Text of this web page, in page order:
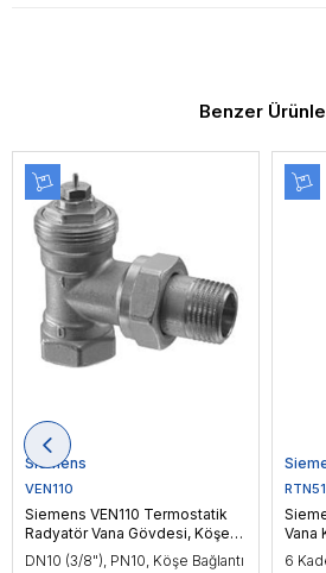
Benzer
Siemens
VEN110
Siemens VEN110 Termostatik
Radyatör Vana Gövdesi, Köşe
Bağlantı, DN10 (3/8")
DN10 (3/8"), PN10, Köşe Bağlantı
Vana
6